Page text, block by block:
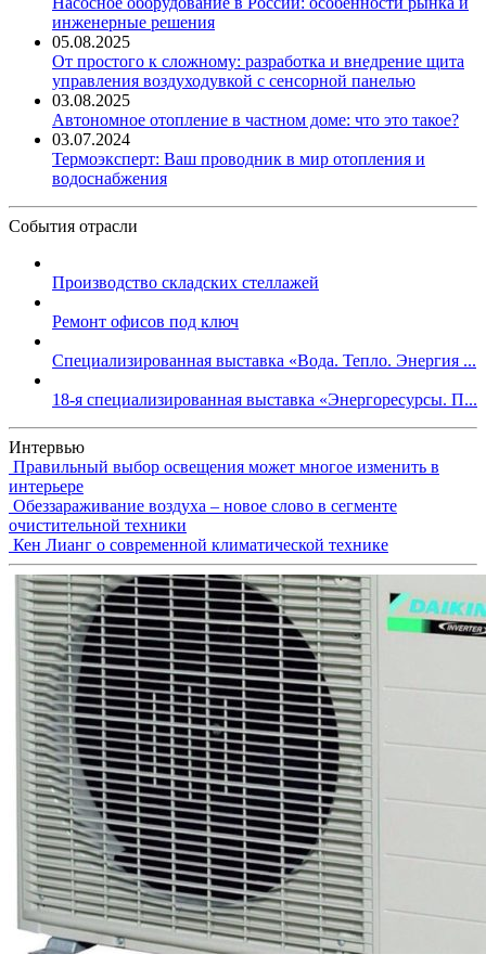
инженерные решения
05.08.2025
От простого к сложному: разработка и внедрение щита
управления воздуходувкой с сенсорной панелью
03.08.2025
Автономное отопление в частном доме: что это такое?
03.07.2024
Термоэксперт: Ваш проводник в мир отопления и
водоснабжения
События отрасли
Производство складских стеллажей
Ремонт офисов под ключ
Специализированная выставка «Вода. Тепло. Энергия ...
18-я специализированная выставка «Энергоресурсы. П...
Интервью
Правильный выбор освещения может многое изменить в
интерьере
Обеззараживание воздуха – новое слово в сегменте
очистительной техники
Кен Лианг о современной климатической технике